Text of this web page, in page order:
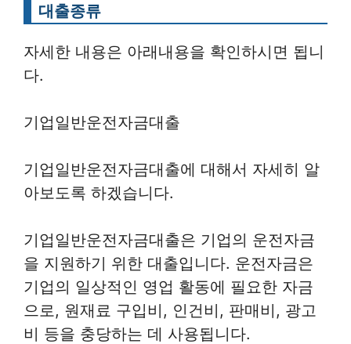
대출종류
자세한 내용은 아래내용을 확인하시면 됩니
다.
기업일반운전자금대출
기업일반운전자금대출에 대해서 자세히 알
아보도록 하겠습니다.
기업일반운전자금대출은 기업의 운전자금
을 지원하기 위한 대출입니다. 운전자금은
기업의 일상적인 영업 활동에 필요한 자금
으로, 원재료 구입비, 인건비, 판매비, 광고
비 등을 충당하는 데 사용됩니다.